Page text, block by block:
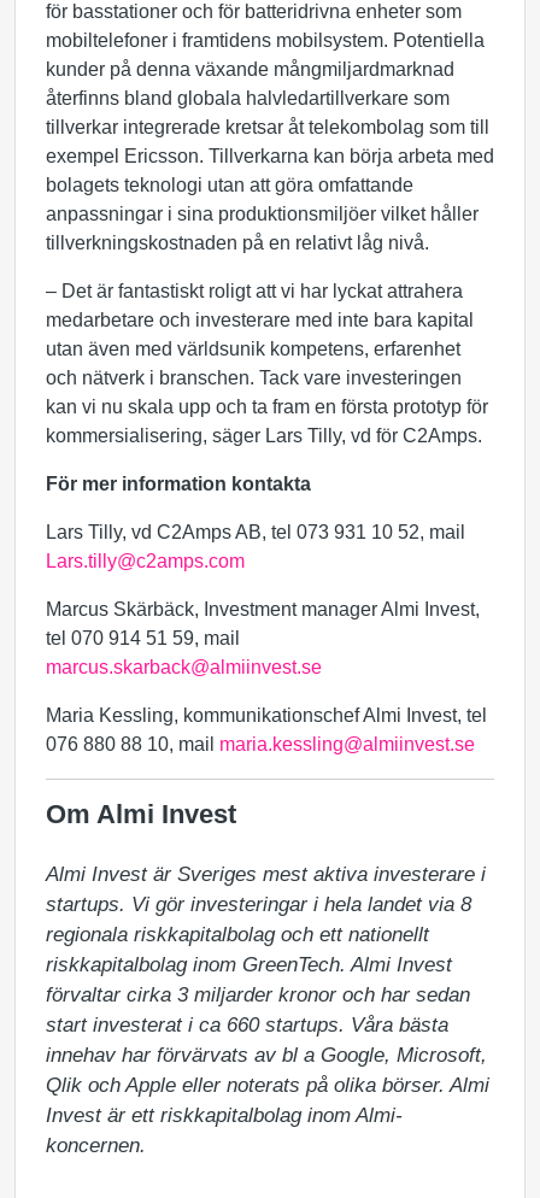
för basstationer och för batteridrivna enheter som
mobiltelefoner i framtidens mobilsystem. Potentiella
kunder på denna växande mångmiljardmarknad
återfinns bland globala halvledartillverkare som
tillverkar integrerade kretsar åt telekombolag som till
exempel Ericsson. Tillverkarna kan börja arbeta med
bolagets teknologi utan att göra omfattande
anpassningar i sina produktionsmiljöer vilket håller
tillverkningskostnaden på en relativt låg nivå.
– Det är fantastiskt roligt att vi har lyckat attrahera
medarbetare och investerare med inte bara kapital
utan även med världsunik kompetens, erfarenhet
och nätverk i branschen. Tack vare investeringen
kan vi nu skala upp och ta fram en första prototyp för
kommersialisering, säger Lars Tilly, vd för C2Amps.
För mer information kontakta
Lars Tilly, vd C2Amps AB, tel 073 931 10 52, mail
Lars.tilly@c2amps.com
Marcus Skärbäck, Investment manager Almi Invest,
tel 070 914 51 59, mail
marcus.skarback@almiinvest.se
Maria Kessling, kommunikationschef Almi Invest, tel
076 880 88 10, mail maria.kessling@almiinvest.se
Om Almi Invest
Almi Invest är Sveriges mest aktiva investerare i
startups. Vi gör investeringar i hela landet via 8
regionala riskkapitalbolag och ett nationellt
riskkapitalbolag inom GreenTech. Almi Invest
förvaltar cirka 3 miljarder kronor och har sedan
start investerat i ca 660 startups. Våra bästa
innehav har förvärvats av bl a Google, Microsoft,
Qlik och Apple eller noterats på olika börser. Almi
Invest är ett riskkapitalbolag inom Almi-
koncernen.